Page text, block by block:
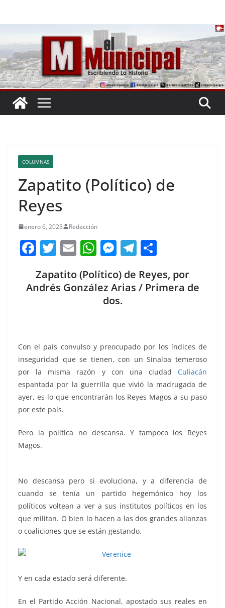
COLUMNAS
Zapatito (Político) de
Reyes
enero 6, 2023 Redacción
F
c
e
o
k
T
itt
er
E
ai
l
W
at
s
p
M
ss
e
er
T
e
gr
m
p
Zapatito (Político) de Reyes, por
Andrés González Arias / Primera de
dos.
Con el país convulso y preocupado por los índices de
inseguridad que se tienen, con un Sinaloa temeroso
por la misma razón y con una ciudad Culiacán
espantada por la guerrilla que vivió la madrugada de
ayer, es lo que encontrarán los Reyes Magos a su paso
por este país.
Pero la política no descansa. Y tampoco los Reyes
Magos.
No descansa pero si evoluciona, y a diferencia de
cuando se tenía un partido hegemónico hoy los
políticos voltean a ver a sus institutos políticos en los
que militan. O bien lo hacen a las dos grandes alianzas
o coaliciones que se están gestando.
Y en cada estado será diferente.
En el Partido Acción Nacional, apostado sus reales en